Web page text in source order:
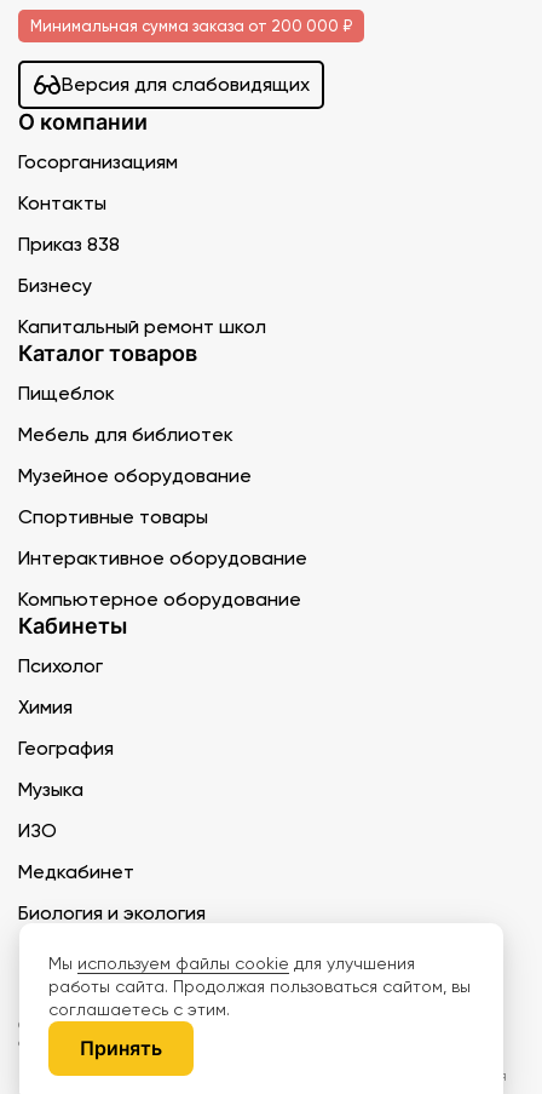
Минимальная сумма заказа от 200 000 ₽
Версия для слабовидящих
О компании
Госорганизациям
Контакты
Приказ 838
Бизнесу
Капитальный ремонт школ
Каталог товаров
Пищеблок
Мебель для библиотек
Музейное оборудование
Спортивные товары
Интерактивное оборудование
Компьютерное оборудование
Кабинеты
Психолог
Химия
География
Музыка
ИЗО
Медкабинет
Биология и экология
Технология
ООО «Дети наше будущее» ИНН 6671165273 ОГРН 1216600030250 КПП
667101001 БИК 046577674
Информация на сайте не является публичной офертой. Изображения
Мы используем файлы cookie для улучшения
работы сайта. Продолжая пользоваться сайтом, вы
соглашаетесь с этим.
Принять